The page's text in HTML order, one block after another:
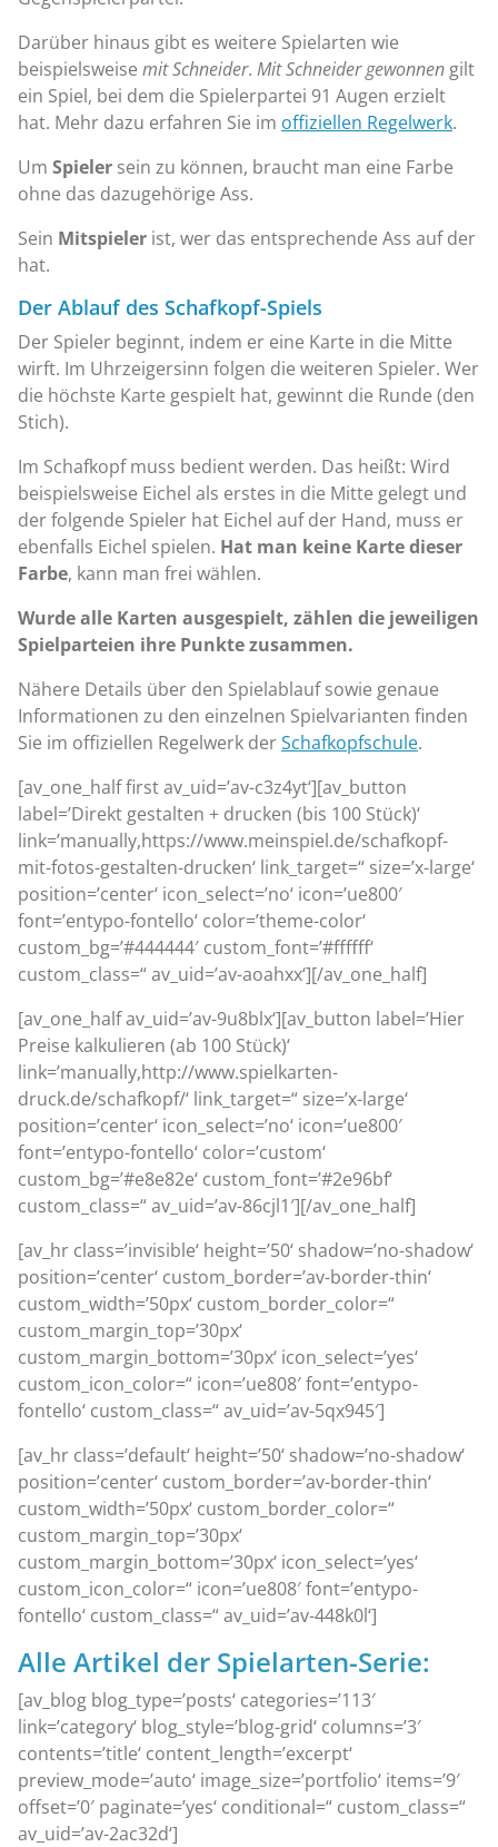
Darüber hinaus gibt es weitere Spielarten wie
beispielsweise mit Schneider. Mit Schneider gewonnen gilt
ein Spiel, bei dem die Spielerpartei 91 Augen erzielt
hat. Mehr dazu erfahren Sie im offiziellen Regelwerk.
Um Spieler sein zu können, braucht man eine Farbe
ohne das dazugehörige Ass.
Sein Mitspieler ist, wer das entsprechende Ass auf der
hat.
Der Ablauf des Schafkopf-Spiels
Der Spieler beginnt, indem er eine Karte in die Mitte
wirft. Im Uhrzeigersinn folgen die weiteren Spieler. Wer
die höchste Karte gespielt hat, gewinnt die Runde (den
Stich).
Im Schafkopf muss bedient werden. Das heißt: Wird
beispielsweise Eichel als erstes in die Mitte gelegt und
der folgende Spieler hat Eichel auf der Hand, muss er
ebenfalls Eichel spielen. Hat man keine Karte dieser
Farbe, kann man frei wählen.
Wurde alle Karten ausgespielt, zählen die jeweiligen
Spielparteien ihre Punkte zusammen.
Nähere Details über den Spielablauf sowie genaue
Informationen zu den einzelnen Spielvarianten finden
Sie im offiziellen Regelwerk derSchafkopfschule.
[av_one_half first av_uid=’av-c3z4yt‘][av_button
label=’Direkt gestalten + drucken (bis 100 Stück)‘
link=’manually,https://www.meinspiel.de/schafkopf-
mit-fotos-gestalten-drucken‘ link_target=“ size=’x-large‘
position=’center‘ icon_select=’no‘ icon=’ue800′
font=’entypo-fontello‘ color=’theme-color‘
custom_bg=’#444444′ custom_font=’#ffffff‘
custom_class=“ av_uid=’av-aoahxx‘][/av_one_half]
[av_one_half av_uid=’av-9u8blx‘][av_button label=’Hier
Preise kalkulieren (ab 100 Stück)‘
link=’manually,http://www.spielkarten-
druck.de/schafkopf/‘ link_target=“ size=’x-large‘
position=’center‘ icon_select=’no‘ icon=’ue800′
font=’entypo-fontello‘ color=’custom‘
custom_bg=’#e8e82e‘ custom_font=’#2e96bf‘
custom_class=“ av_uid=’av-86cjl1′][/av_one_half]
[av_hr class=’invisible‘ height=’50‘ shadow=’no-shadow‘
position=’center‘ custom_border=’av-border-thin‘
custom_width=’50px‘ custom_border_color=“
custom_margin_top=’30px‘
custom_margin_bottom=’30px‘ icon_select=’yes‘
custom_icon_color=“ icon=’ue808′ font=’entypo-
fontello‘ custom_class=“ av_uid=’av-5qx945′]
[av_hr class=’default‘ height=’50‘ shadow=’no-shadow‘
position=’center‘ custom_border=’av-border-thin‘
custom_width=’50px‘ custom_border_color=“
custom_margin_top=’30px‘
custom_margin_bottom=’30px‘ icon_select=’yes‘
custom_icon_color=“ icon=’ue808′ font=’entypo-
fontello‘ custom_class=“ av_uid=’av-448k0l‘]
Alle Artikel der Spielarten-Serie:
[av_blog blog_type=’posts‘ categories=’113′
link=’category‘ blog_style=’blog-grid‘ columns=’3′
contents=’title‘ content_length=’excerpt‘
preview_mode=’auto‘ image_size=’portfolio‘ items=’9′
offset=’0′ paginate=’yes‘ conditional=“ custom_class=“
av_uid=’av-2ac32d‘]